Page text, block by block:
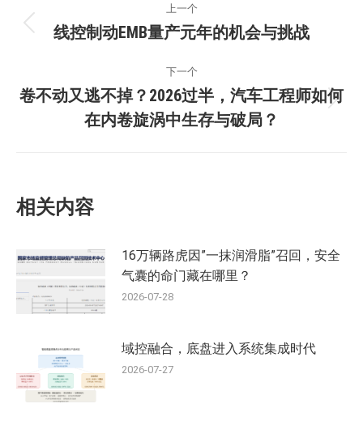
章
航
上一个
上
篇：
线控制动EMB量产元年的机会与挑战
下一个
下
一
卷不动又逃不掉？2026过半，汽车工程师如何
在内卷旋涡中生存与破局？
相关内容
16万辆路虎因”一抹润滑脂”召回，安全
气囊的命门藏在哪里？
2026-07-28
域控融合，底盘进入系统集成时代
2026-07-27